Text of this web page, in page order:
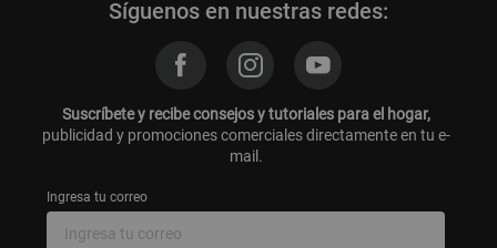
Síguenos en nuestras redes:
Suscríbete y recibe consejos y tutoriales para el hogar,
publicidad y promociones comerciales directamente en tu e-
mail.
Ingresa tu correo